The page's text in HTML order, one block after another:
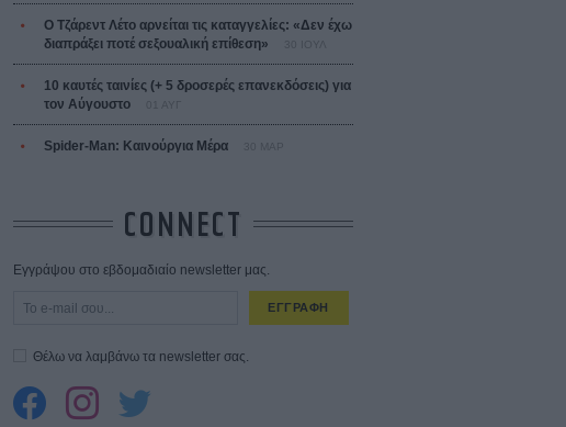
Ο Τζάρεντ Λέτο αρνείται τις καταγγελίες: «Δεν έχω
διαπράξει ποτέ σεξουαλική επίθεση»
10 καυτές ταινίες (+ 5 δροσερές επανεκδόσεις) για
τον Αύγουστο
Spider-Man: Καινούργια Μέρα 30 ΜΑΡ
CONNECT
Εγγράψου στο εβδομαδιαίο newsletter μας.
ΕΓΓΡΑΦΗ
Θέλω να λαμβάνω τα newsletter σας.